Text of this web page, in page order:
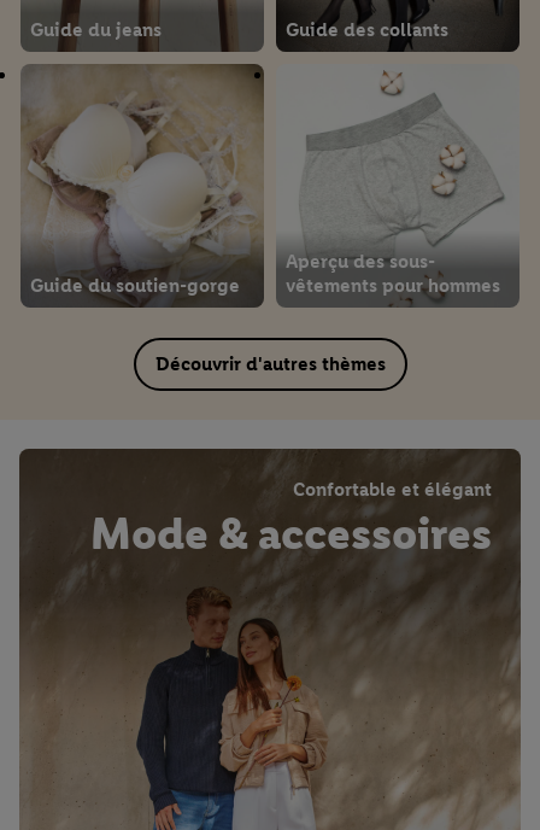
Guide du jeans Guide des collants
Guide du soutien-gorge
Aperçu des sous-
vêtements pour hommes
Découvrir d'autres thèmes
Confortable et élégant
Mode & accessoires